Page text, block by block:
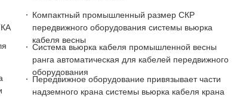
Компактный промышленный размер СКР
передвижного оборудования системы вьюрка
кабеля весны
Система вьюрка кабеля промышленной весны
ранга автоматическая для кабелей передвижного
оборудования
Передвижное оборудование привязывает части
надземного крана системы вьюрка кабеля крана